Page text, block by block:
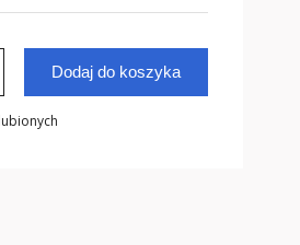
Dodaj do koszyka